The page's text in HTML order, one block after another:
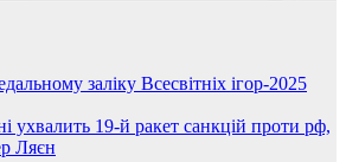
заліку Всесвітніх ігор-2025
ухвалить 19-й ракет санкцій проти рф,
Ляєн